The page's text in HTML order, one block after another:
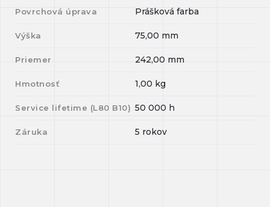
Povrchová úprava Prášková farba
Výška 75,00 mm
Priemer 242,00 mm
Hmotnosť 1,00 kg
Service lifetime (L80 B10) 50 000 h
Záruka 5 rokov